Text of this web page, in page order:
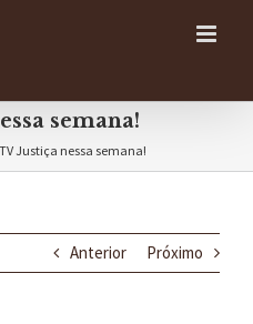
semana!
TV Justiça nessa semana!
Anterior Próximo